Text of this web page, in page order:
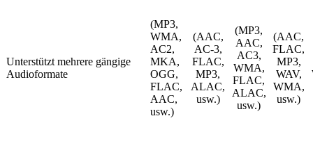
Unterstützt mehrere gängige
Audioformate
(MP3,
WMA,
AC2,
MKA,
OGG,
FLAC,
AAC,
usw.)
(AAC,
AC-3,
FLAC,
MP3,
ALAC,
usw.)
(MP3,
AAC,
AC3,
WMA,
FLAC,
ALAC,
usw.)
(AAC,
FLAC,
MP3,
WAV,
WMA,
usw.)